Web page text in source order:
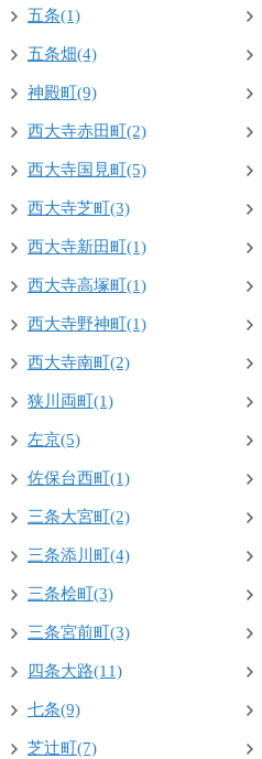
五条(1)
五条畑(4)
神殿町(9)
西大寺赤田町(2)
西大寺国見町(5)
西大寺芝町(3)
西大寺新田町(1)
西大寺高塚町(1)
西大寺野神町(1)
西大寺南町(2)
狭川両町(1)
左京(5)
佐保台西町(1)
三条大宮町(2)
三条添川町(4)
三条桧町(3)
三条宮前町(3)
四条大路(11)
七条(9)
芝辻町(7)